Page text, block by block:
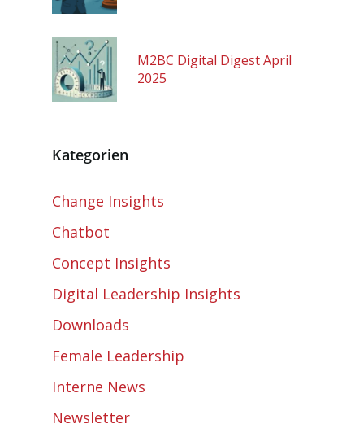
M2BC Digital Digest April
2025
Kategorien
Change Insights
Chatbot
Concept Insights
Digital Leadership Insights
Downloads
Female Leadership
Interne News
Newsletter